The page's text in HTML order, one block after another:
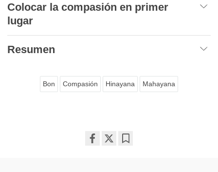
Colocar la compasión en primer
lugar
Resumen
Bon Compasión Hinayana Mahayana